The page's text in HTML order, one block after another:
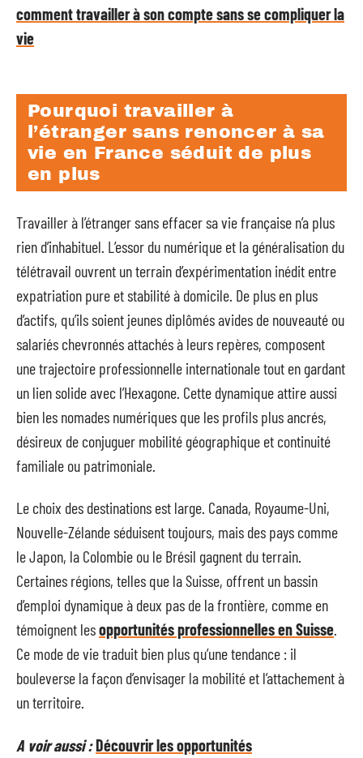
comment travailler à son compte sans se compliquer la
vie
Pourquoi travailler à
l’étranger sans renoncer à sa
vie en France séduit de plus
en plus
Travailler à l’étranger sans effacer sa vie française n’a plus
rien d’inhabituel. L’essor du numérique et la généralisation du
télétravail ouvrent un terrain d’expérimentation inédit entre
expatriation pure et stabilité à domicile. De plus en plus
d’actifs, qu’ils soient jeunes diplômés avides de nouveauté ou
salariés chevronnés attachés à leurs repères, composent
une trajectoire professionnelle internationale tout en gardant
un lien solide avec l’Hexagone. Cette dynamique attire aussi
bien les nomades numériques que les profils plus ancrés,
désireux de conjuguer mobilité géographique et continuité
familiale ou patrimoniale.
Le choix des destinations est large. Canada, Royaume-Uni,
Nouvelle-Zélande séduisent toujours, mais des pays comme
le Japon, la Colombie ou le Brésil gagnent du terrain.
Certaines régions, telles que la Suisse, offrent un bassin
d’emploi dynamique à deux pas de la frontière, comme en
témoignent lesopportunités professionnelles en Suisse.
Ce mode de vie traduit bien plus qu’une tendance : il
bouleverse la façon d’envisager la mobilité et l’attachement à
un territoire.
A voir aussi :Découvrir les opportunités